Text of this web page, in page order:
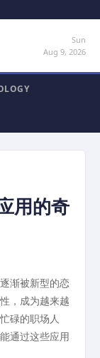
Sun
Aug 9, 2026
用的奇
渐被新型的恋
，成为越来越
碌的职场人
通过这些应用